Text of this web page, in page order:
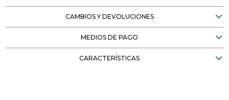
CAMBIOS Y DEVOLUCIONES
MEDIOS DE PAGO
CARACTERÍSTICAS